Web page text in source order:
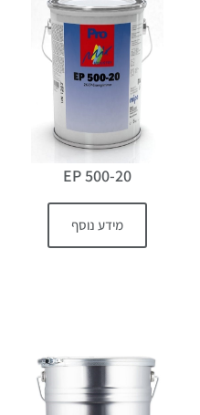
EP 500-20
מידע נוסף